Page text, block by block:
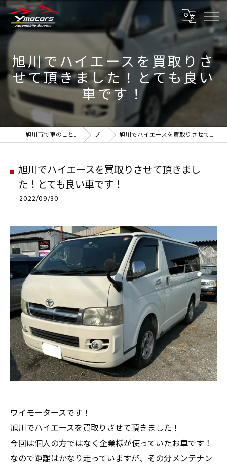
旭川でハイエースを買取りさ
せて頂きました！とても良い
車です！
旭川市で車のことなら実績のYmotors ブログ 旭川でハイエースを買取りさせて頂きました！とても良い車です！
旭川でハイエースを買取りさせて頂きまし
た！とても良い車です！
2022/09/30
ワイモータースです！
旭川でハイエースを買取りさせて頂きました！
今回は個人の方ではなく企業様が使っていたお車です！
なので距離はかなり走っていますが、その分メンテナン